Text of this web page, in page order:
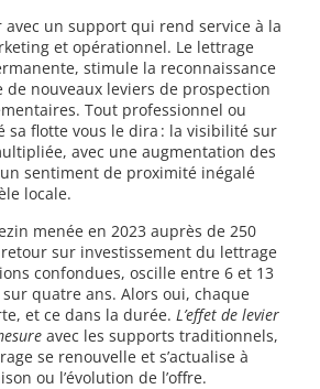
un support qui rend service à la
et opérationnel. Le lettrage
stimule la reconnaissance
de nouveaux leviers de prospection
Tout professionnel ou
sa flotte vous le dira : la visibilité sur
avec une augmentation des
sentiment de proximité inégalé
locale.
menée en 2023 auprès de 250
sur investissement du lettrage
confondues, oscille entre 6 et 13
quatre ans. Alors oui, chaque
et ce dans la durée. L’effet de levier
avec les supports traditionnels,
se renouvelle et s’actualise à
ou l’évolution de l’offre.